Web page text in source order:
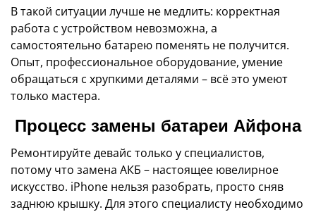
В такой ситуации лучше не медлить: корректная
работа с устройством невозможна, а
самостоятельно батарею поменять не получится.
Опыт, профессиональное оборудование, умение
обращаться с хрупкими деталями – всё это умеют
только мастера.
Процесс замены батареи Айфона
Ремонтируйте девайс только у специалистов,
потому что замена АКБ – настоящее ювелирное
искусство. iPhone нельзя разобрать, просто сняв
заднюю крышку. Для этого специалисту необходимо